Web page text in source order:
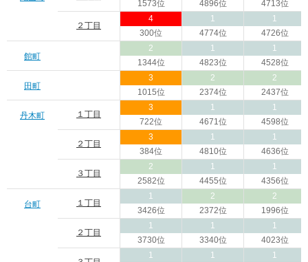
1573位
4896位
4713位
２丁目
4
300位
1
4774位
1
4726位
館町
2
1344位
1
4823位
1
4528位
田町
3
1015位
2
2374位
2
2437位
丹木町 １丁目
3
722位
1
4671位
1
4598位
２丁目
3
384位
1
4810位
1
4636位
３丁目
2
2582位
1
4455位
1
4356位
台町 １丁目
1
3426位
2
2372位
2
1996位
２丁目
1
3730位
1
3340位
1
4023位
1
1
1